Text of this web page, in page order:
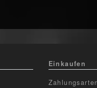
Einkaufen
Zahlungsarten